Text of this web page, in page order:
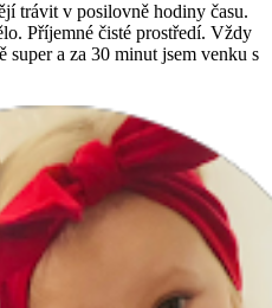
trávit v posilovně hodiny času.
Příjemné čisté prostředí. Vždy
a za 30 minut jsem venku s